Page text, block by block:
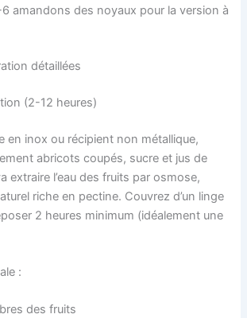
amandons des noyaux pour la version à
détaillées
(2-12 heures)
en inox ou récipient non métallique,
abricots coupés, sucre et jus de
extraire l’eau des fruits par osmose,
riche en pectine. Couvrez d’un linge
2 heures minimum (idéalement une
:
des fruits